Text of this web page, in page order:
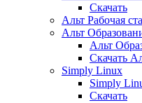
Скачать
Альт Рабочая
Альт
Альт
Скачать
Simply Linux
Simply
Скачать